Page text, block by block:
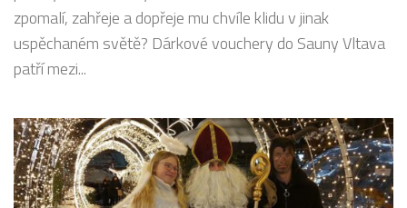
zpomalí, zahřeje a dopřeje mu chvíle klidu v jinak
uspěchaném světě? Dárkové vouchery do Sauny Vltava
patří mezi...